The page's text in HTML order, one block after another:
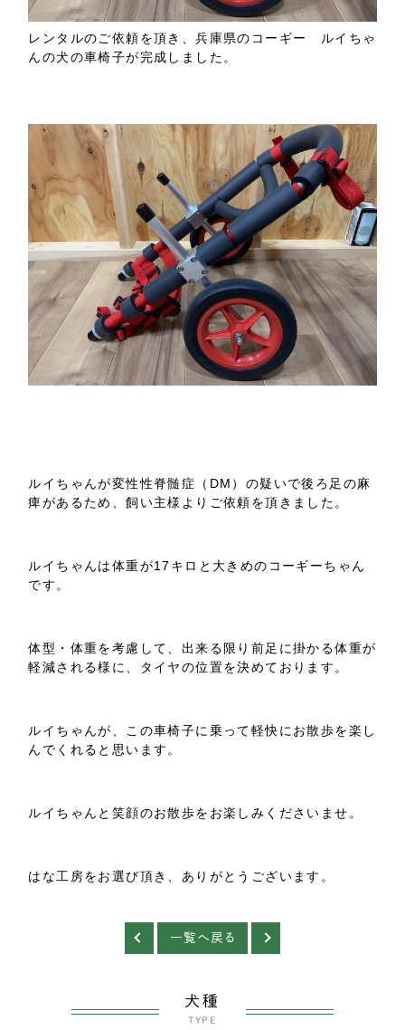
レンタルのご依頼を頂き、兵庫県のコーギー ルイちゃ
んの犬の車椅子が完成しました。
ルイちゃんが変性性脊髄症（DM）の疑いで後ろ足の麻
痺があるため、飼い主様よりご依頼を頂きました。
ルイちゃんは体重が17キロと大きめのコーギーちゃん
です。
体型・体重を考慮して、出来る限り前足に掛かる体重が
軽減される様に、タイヤの位置を決めております。
ルイちゃんが、この車椅子に乗って軽快にお散歩を楽し
んでくれると思います。
ルイちゃんと笑顔のお散歩をお楽しみくださいませ。
はな工房をお選び頂き、ありがとうございます。
一覧へ戻る
犬種
TYPE